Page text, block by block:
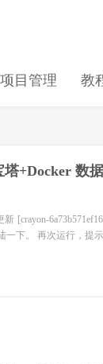
项目管理 教
+Docker 数
[crayon-
下。 再次运行，提